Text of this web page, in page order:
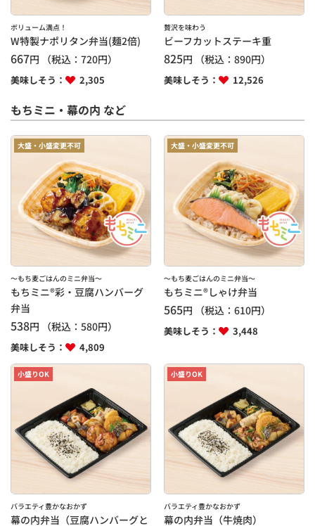
ボリューム満点！
W特製ナポリタン弁当(麺2倍)
667円 （税込： 720円）
美味しそう： 2,305
贅沢を味わう
ビーフカットステーキ重
825円 （税込：890円）
美味しそう： 12,526
もちミニ・幕の内 など
大盛・小盛変更不可
～もち麦ごはんのミニ弁当～
もちミニ®彩・豆腐ハンバーグ
弁当
538円 （税込： 580円）
美味しそう： 4,809
大盛・小盛変更不可
～もち麦ごはんのミニ弁当～
もちミニ®しゃけ弁当
565円 （税込：610円）
美味しそう： 3,448
小盛りOK
バラエティ豊かなおかず
幕の内弁当（豆腐ハンバーグと
小盛りOK
バラエティ豊かなおかず
幕の内弁当（牛焼肉）